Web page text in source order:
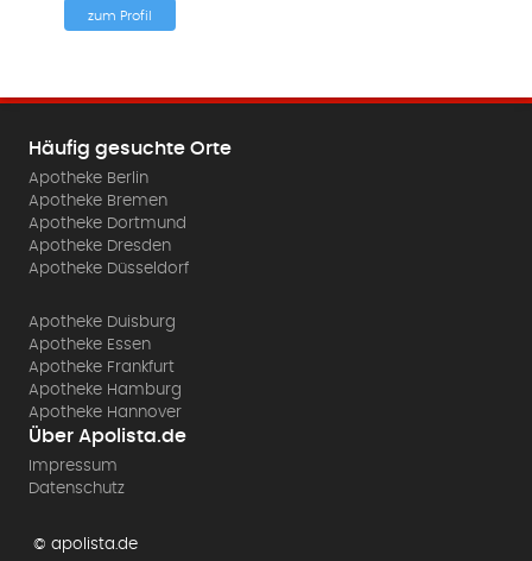
zum Profil
Häufig gesuchte Orte
Apotheke Berlin
Apotheke Bremen
Apotheke Dortmund
Apotheke Dresden
Apotheke Düsseldorf
Apotheke Duisburg
Apotheke Essen
Apotheke Frankfurt
Apotheke Hamburg
Apotheke Hannover
Über Apolista.de
Impressum
Datenschutz
© apolista.de